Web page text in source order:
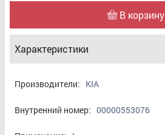
В корзину
Характеристики
Производители: KIA
Внутренний номер: 00000553076